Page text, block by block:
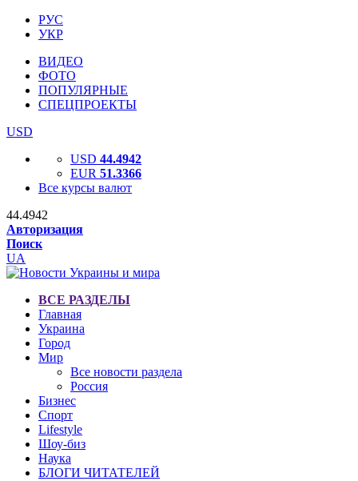
РУС
УКР
ВИДЕО
ФОТО
ПОПУЛЯРНЫЕ
СПЕЦПРОЕКТЫ
USD
USD 44.4942
EUR 51.3366
Все курсы валют
44.4942
Авторизация
Поиск
UA
ВСЕ РАЗДЕЛЫ
Главная
Украина
Город
Мир
Все новости раздела
Россия
Бизнес
Спорт
Lifestyle
Шоу-биз
Наука
БЛОГИ ЧИТАТЕЛЕЙ